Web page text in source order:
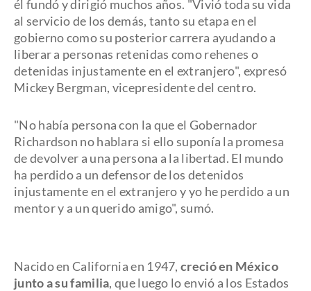
él fundó y dirigió muchos años. "Vivió toda su vida
al servicio de los demás, tanto su etapa en el
gobierno como su posterior carrera ayudando a
liberar a personas retenidas como rehenes o
detenidas injustamente en el extranjero", expresó
Mickey Bergman, vicepresidente del centro.
"No había persona con la que el Gobernador
Richardson no hablara si ello suponía la promesa
de devolver a una persona a la libertad. El mundo
ha perdido a un defensor de los detenidos
injustamente en el extranjero y yo he perdido a un
mentor y a un querido amigo", sumó.
Nacido en California en 1947, creció en México
junto a su familia, que luego lo envió a los Estados